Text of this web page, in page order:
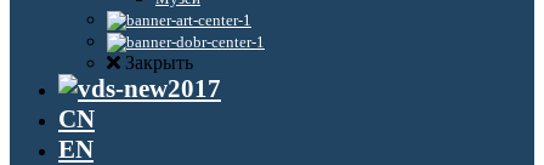
Закрыть
CN
EN